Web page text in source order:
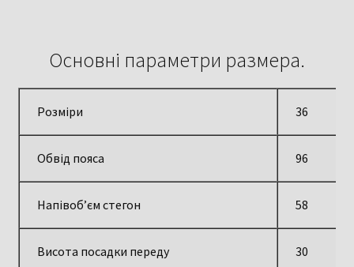
Основні параметри размера.
Розміри 36
Обвід пояса 96
Напівоб’єм стегон 58
Висота посадки переду 30